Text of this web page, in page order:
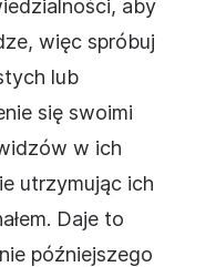
aby
więc spróbuj
lub
się swoimi
w ich
utrzymując ich
Daje to
późniejszego